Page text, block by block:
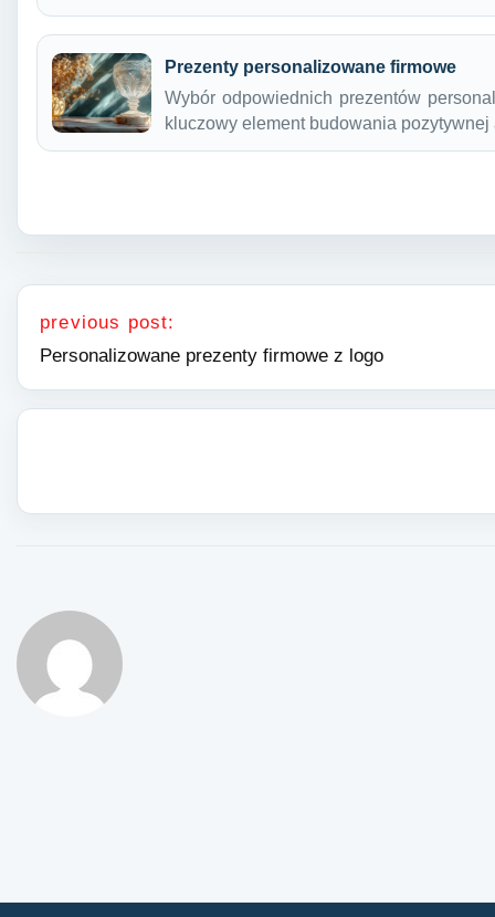
Prezenty personalizowane firmowe
Wybór odpowiednich prezentów
kluczowy element budowania
Nawigacja wpisu
previous post:
Personalizowane prezenty firmowe z logo